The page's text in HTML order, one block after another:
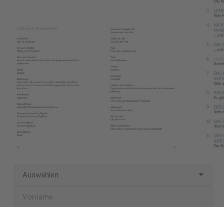
Melden Sie sich jetzt für unseren
kostenlosen Newsletter an!
Verpassen Sie keine wichtigen Informationen mehr und erhalten
Sieexklusive Inhalte AngeboteundNeuigkeiten
kostenlosen Newsletter. Mit unserem Newsletter versorgen wir
Sie mit allem, was Ihr Herz höherschlagen lässt:
Neuerscheinungen
Preis-Aktionen
vielem mehr
. Melden Sie sich jetzt unverbindlich und kostenlos
zu unserem Newsletter an. Den Newsletter können Sie jederzeit
wieder abbestellen.